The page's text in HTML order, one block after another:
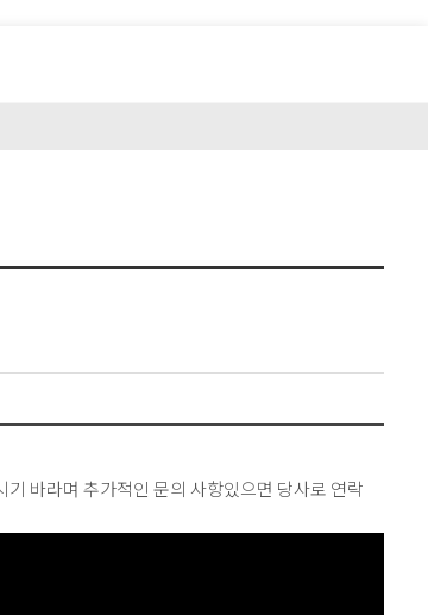
바라며 추가적인 문의 사항있으면 당사로 연락